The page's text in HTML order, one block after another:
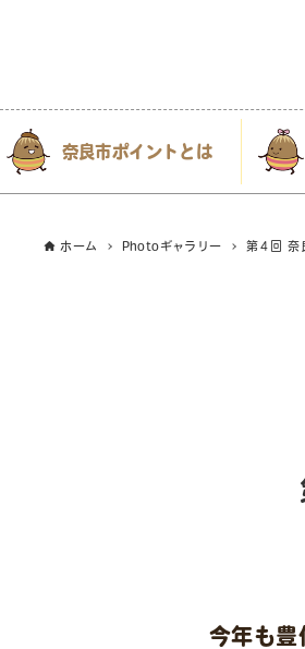
奈良市ポイントとは
ホーム Photoギャラリー 第４回 奈
今年も豊